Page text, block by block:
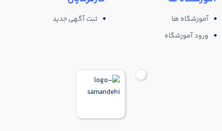
آموزشگاه ها
ورود آموزشگاه
ثبت آگهی جدید